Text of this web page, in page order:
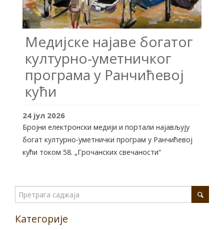
Медијске најаве богатог
културно-уметничког
програма у Ранчићевој
кући
24 јул 2026
Бројни електронски медији и портали најављују
богат културно-уметнички програм у Ранчићевој
кући током 58. „Грочанских свечаности“
Категорије